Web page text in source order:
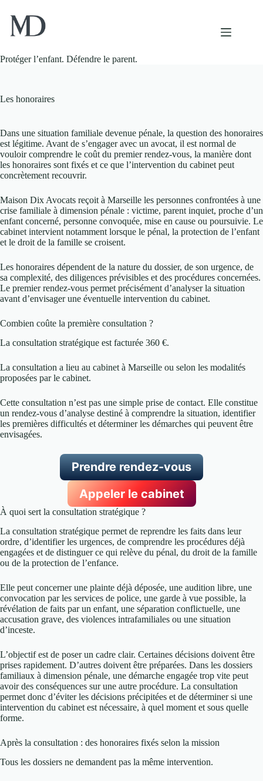
contenu
Protéger l’enfant. Défendre le parent.
Les honoraires
Dans une situation familiale devenue pénale, la question des honoraires
est légitime. Avant de s’engager avec un avocat, il est normal de
vouloir comprendre le coût du premier rendez-vous, la manière dont
les honoraires sont fixés et ce que l’intervention du cabinet peut
concrètement recouvrir.
Maison Dix Avocats reçoit à Marseille les personnes confrontées à une
crise familiale à dimension pénale : victime, parent inquiet, proche d’un
enfant concerné, personne convoquée, mise en cause ou poursuivie. Le
cabinet intervient notamment lorsque le pénal, la protection de l’enfant
et le droit de la famille se croisent.
Les honoraires dépendent de la nature du dossier, de son urgence, de
sa complexité, des diligences prévisibles et des procédures concernées.
Le premier rendez-vous permet précisément d’analyser la situation
avant d’envisager une éventuelle intervention du cabinet.
Combien coûte la première consultation ?
La consultation stratégique est facturée 360 €.
La consultation a lieu au cabinet à Marseille ou selon les modalités
proposées par le cabinet.
Cette consultation n’est pas une simple prise de contact. Elle constitue
un rendez-vous d’analyse destiné à comprendre la situation, identifier
les premières difficultés et déterminer les démarches qui peuvent être
envisagées.
Prendre rendez-vous
Appeler le cabinet
À quoi sert la consultation stratégique ?
La consultation stratégique permet de reprendre les faits dans leur
ordre, d’identifier les urgences, de comprendre les procédures déjà
engagées et de distinguer ce qui relève du pénal, du droit de la famille
ou de la protection de l’enfance.
Elle peut concerner une plainte déjà déposée, une audition libre, une
convocation par les services de police, une garde à vue possible, la
révélation de faits par un enfant, une séparation conflictuelle, une
accusation grave, des violences intrafamiliales ou une situation
d’inceste.
L’objectif est de poser un cadre clair. Certaines décisions doivent être
prises rapidement. D’autres doivent être préparées. Dans les dossiers
familiaux à dimension pénale, une démarche engagée trop vite peut
avoir des conséquences sur une autre procédure. La consultation
permet donc d’éviter les décisions précipitées et de déterminer si une
intervention du cabinet est nécessaire, à quel moment et sous quelle
forme.
Après la consultation : des honoraires fixés selon la mission
Tous les dossiers ne demandent pas la même intervention.